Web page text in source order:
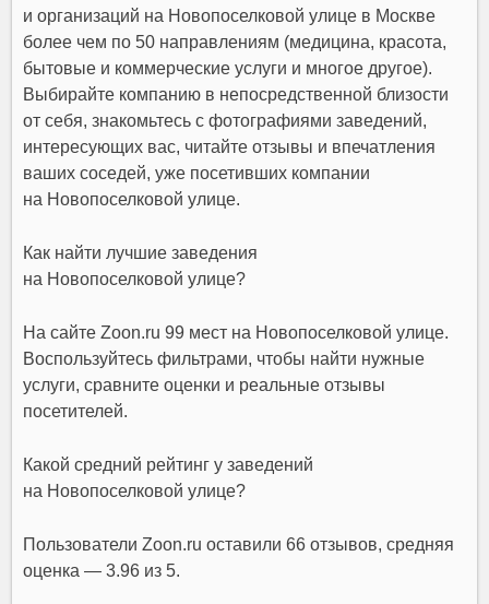
и организаций на Новопоселковой улице в Москве
более чем по 50 направлениям (медицина, красота,
бытовые и коммерческие услуги и многое другое).
Выбирайте компанию в непосредственной близости
от себя, знакомьтесь с фотографиями заведений,
интересующих вас, читайте отзывы и впечатления
ваших соседей, уже посетивших компании
на Новопоселковой улице.
Как найти лучшие заведения
на Новопоселковой улице?
На сайте Zoon.ru 99 мест на Новопоселковой улице.
Воспользуйтесь фильтрами, чтобы найти нужные
услуги, сравните оценки и реальные отзывы
посетителей.
Какой средний рейтинг у заведений
на Новопоселковой улице?
Пользователи Zoon.ru оставили 66 отзывов, средняя
оценка — 3.96 из 5.